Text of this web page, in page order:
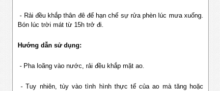
- Rải đều khắp thân đê để hạn chế sự rửa phèn lúc mưa xuống.
Bón lúc trời mát từ 15h trở đi.
Hướng dẫn sử dụng:
- Pha loãng vào nước, rải đều khắp mặt ao.
- Tuy nhiên, tùy vào tình hình thực tế của ao mà tăng hoặc